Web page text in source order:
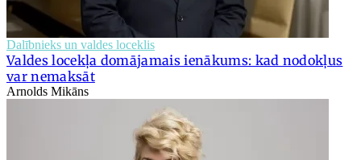
Dalībnieks un valdes loceklis
Valdes locekļa domājamais ienākums: kad nodokļus
var nemaksāt
Arnolds Mikāns